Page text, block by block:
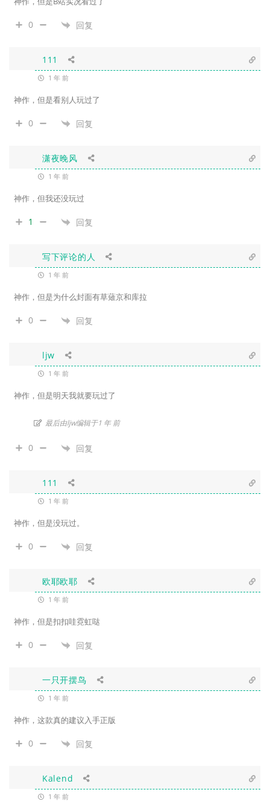
0 回复
111
1 年 前
神作，但是看别人玩过了
0 回复
潇夜晚风
1 年 前
神作，但我还没玩过
1 回复
写下评论的人
1 年 前
神作，但是为什么封面有草薙京和库拉
0 回复
ljw
1 年 前
神作，但是明天我就要玩过了
最后由ljw编辑于1 年 前
0 回复
111
1 年 前
神作，但是没玩过。
0 回复
欧耶欧耶
1 年 前
神作，但是扣扣哇霓虹哒
0 回复
一只开摆鸟
1 年 前
神作，这款真的建议入手正版
0 回复
Kalend
1 年 前